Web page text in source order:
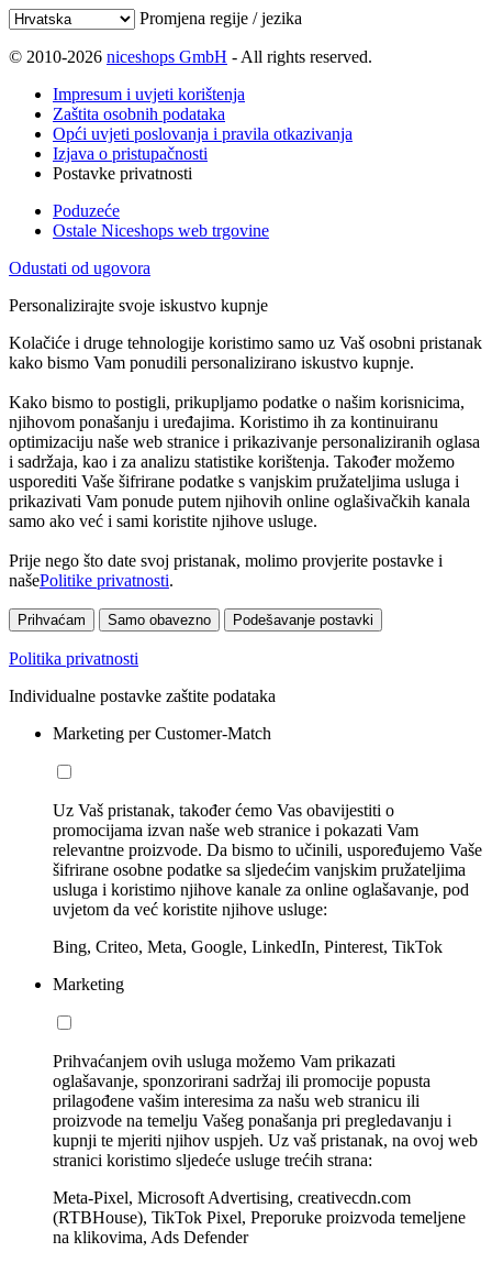
Promjena regije / jezika
© 2010-2026 niceshops GmbH - All rights reserved.
Impresum i uvjeti korištenja
Zaštita osobnih podataka
Opći uvjeti poslovanja i pravila otkazivanja
Izjava o pristupačnosti
Postavke privatnosti
Poduzeće
Ostale Niceshops web trgovine
Odustati od ugovora
Personalizirajte svoje iskustvo kupnje
Kolačiće i druge tehnologije koristimo samo uz Vaš osobni pristanak
kako bismo Vam ponudili personalizirano iskustvo kupnje.
Kako bismo to postigli, prikupljamo podatke o našim korisnicima,
njihovom ponašanju i uređajima. Koristimo ih za kontinuiranu
optimizaciju naše web stranice i prikazivanje personaliziranih oglasa
i sadržaja, kao i za analizu statistike korištenja. Također možemo
usporediti Vaše šifrirane podatke s vanjskim pružateljima usluga i
prikazivati Vam ponude putem njihovih online oglašivačkih kanala
samo ako već i sami koristite njihove usluge.
Prije nego što date svoj pristanak, molimo provjerite postavke i
našePolitike privatnosti.
Prihvaćam Samo obavezno Podešavanje postavki
Politika privatnosti
Individualne postavke zaštite podataka
Marketing per Customer-Match
Uz Vaš pristanak, također ćemo Vas obavijestiti o
promocijama izvan naše web stranice i pokazati Vam
relevantne proizvode. Da bismo to učinili, uspoređujemo Vaše
šifrirane osobne podatke sa sljedećim vanjskim pružateljima
usluga i koristimo njihove kanale za online oglašavanje, pod
uvjetom da već koristite njihove usluge:
Bing, Criteo, Meta, Google, LinkedIn, Pinterest, TikTok
Marketing
Prihvaćanjem ovih usluga možemo Vam prikazati
oglašavanje, sponzorirani sadržaj ili promocije popusta
prilagođene vašim interesima za našu web stranicu ili
proizvode na temelju Vašeg ponašanja pri pregledavanju i
kupnji te mjeriti njihov uspjeh. Uz vaš pristanak, na ovoj web
stranici koristimo sljedeće usluge trećih strana:
Meta-Pixel, Microsoft Advertising, creativecdn.com
(RTBHouse), TikTok Pixel, Preporuke proizvoda temeljene
na klikovima, Ads Defender